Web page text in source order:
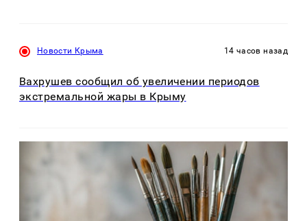
Новости Крыма 14 часов назад
Вахрушев сообщил об увеличении периодов
экстремальной жары в Крыму